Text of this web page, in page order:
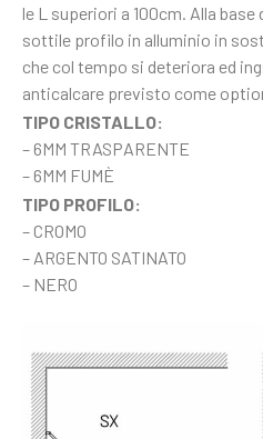
le L superiori a 100cm. Alla
sottile profilo in alluminio in
che col tempo si deteriora ed
anticalcare previsto come
TIPO CRISTALLO:
– 6MM TRASPARENTE
– 6MM FUMÈ
TIPO PROFILO:
– CROMO
– ARGENTO SATINATO
– NERO